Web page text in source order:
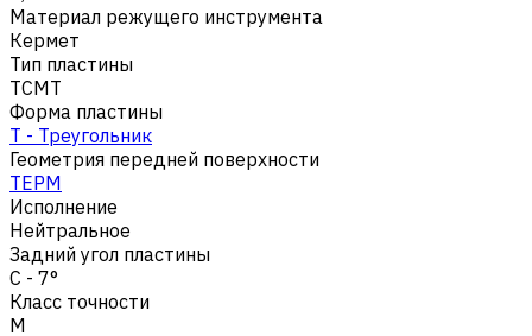
Материал режущего инструмента
Кермет
Тип пластины
TCMT
Форма пластины
T - Треугольник
Геометрия передней поверхности
TEPM
Исполнение
Нейтральное
Задний угол пластины
C - 7°
Класс точности
M